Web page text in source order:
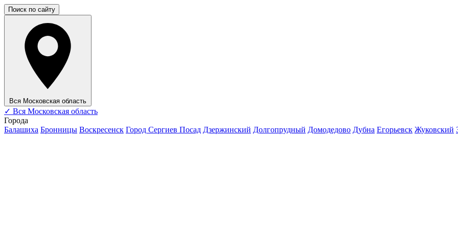
Поиск по сайту
Вся Московская область
✓ Вся Московская область
Города
Балашиха Бронницы Воскресенск Город Сергиев Посад Дзержинский Долгопрудный Домодедово Дубна Егорьевск Жуковский